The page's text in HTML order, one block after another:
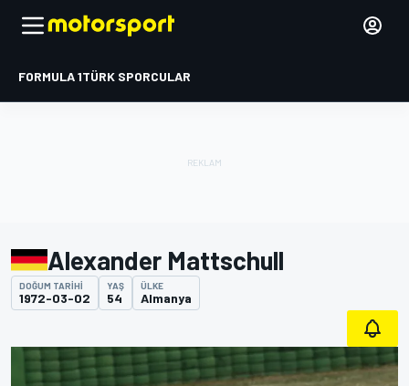
FORMULA 1TÜRK SPORCULAR
Alexander Mattschull
DOĞUM TARIHI
1972-03-02
YAŞ
54
ÜLKE
Almanya